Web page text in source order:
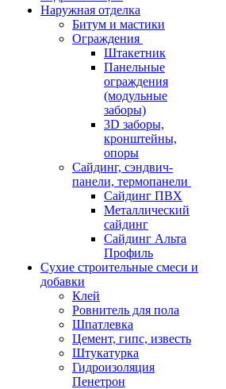
Наружная отделка
Битум и мастики
Ограждения
Штакетник
Панельные
ограждения
(модульные
заборы)
3D заборы,
кронштейны,
опоры
Cайдинг, сэндвич-
панели, термопанели
Сайдинг ПВХ
Металлический
сайдинг
Сайдинг Альта
Профиль
Сухие строительные смеси и
добавки
Клей
Ровнитель для пола
Шпатлевка
Цемент, гипс, известь
Штукатурка
Гидроизоляция
Пенетрон